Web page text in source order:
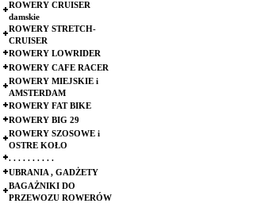
ROWERY CRUISER
damskie
ROWERY STRETCH-
CRUISER
ROWERY LOWRIDER
ROWERY CAFE RACER
ROWERY MIEJSKIE i
AMSTERDAM
ROWERY FAT BIKE
ROWERY BIG 29
ROWERY SZOSOWE i
OSTRE KOŁO
. . . . . . . . . .
UBRANIA , GADŻETY
BAGAŻNIKI DO
PRZEWOZU ROWERÓW